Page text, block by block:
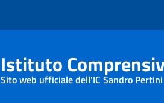
Istituto
Sito web ufficiale dell'IC Sandro